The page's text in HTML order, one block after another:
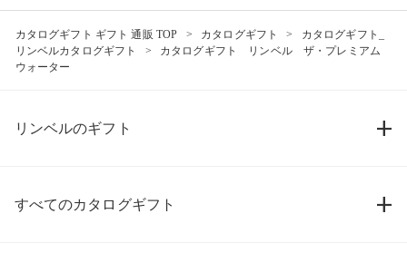
カタログギフト ギフト 通販 TOP カタログギフト
カタログギフト_
リンベルカタログギフト
カタログギフト リンベル ザ・プレミアム
ウォーター
リンベルのギフト
すべてのカタログギフト